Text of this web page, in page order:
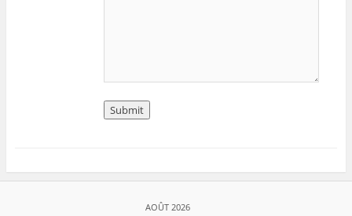
AOÛT 2026